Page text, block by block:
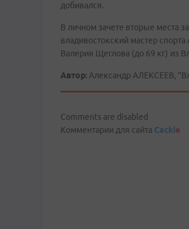
добивался.
В личном зачете вторые места
владивостокский мастер
Валерия Щеглова (до 69 кг) из
Автор: Александр АЛЕКСЕЕВ,
Comments are disabled
Комментарии для сайта Cackle